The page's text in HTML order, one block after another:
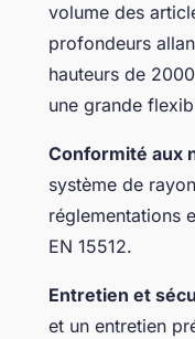
volume des
profondeurs
hauteurs de
une grande
Conformité aux
système de
réglementations
EN 15512.
Entretien et
et un entretien